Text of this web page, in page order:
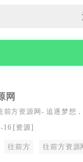
网
前方资源网- 追逐梦想
的网站和精品源码,那
16 [资源]
往前方 往前方资源